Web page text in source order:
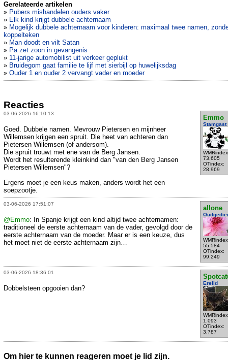
Gerelateerde artikelen
» Pubers mishandelen ouders vaker
» Elk kind krijgt dubbele achternaam
» Mogelijk dubbele achternaam voor kinderen: maximaal twee namen,
koppelteken
» Man doodt en vilt Satan
» Pa zet zoon in gevangenis
» 11-jarige automobilist uit verkeer geplukt
» Bruidegom gaat familie te lijf met sierbijl op huwelijksdag
» Ouder 1 en ouder 2 vervangt vader en moeder
Reacties
03-06-2026 16:10:13
Emmo
Stamgast
73.605
OTindex:
28.969
Goed. Dubbele namen. Mevrouw Pietersen en mijnheer
Willemsen krijgen een spruit. Die heet van achteren dan
Pietersen Willemsen (of andersom).
Die spruit trouwt met ene van de Berg Jansen.
Wordt het resulterende kleinkind dan "van den Berg Jansen
Pietersen Willemsen"?
Ergens moet je een keus maken, anders wordt het een
soepzootje.
03-06-2026 17:51:07
allone
55.584
OTindex:
99.249
@Emmo: In Spanje krijgt een kind altijd twee achternamen:
traditioneel de eerste achternaam van de vader, gevolgd door de
eerste achternaam van de moeder. Maar er is een keuze, dus
het moet niet de eerste achternaam zijn…
03-06-2026 18:36:01
Erelid
1.093
OTindex:
3.787
Dobbelsteen opgooien dan?
Om hier te kunnen reageren moet je lid zijn.